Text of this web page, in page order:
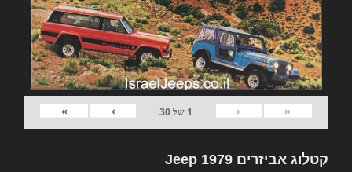
«
‹
1 של30
›
»
קטלוג אביזרים 1979 Jeep